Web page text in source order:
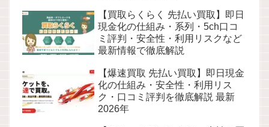
【買取らくらく 先払い買取】即日
現金化の仕組み・系列・5ch口コ
ミ評判・安全性・利用リスクなど
最新情報で徹底解説
【爆速買取 先払い買取】即日現金
化の仕組み・安全性・利用リス
ク・口コミ評判を徹底解説 最新
2026年